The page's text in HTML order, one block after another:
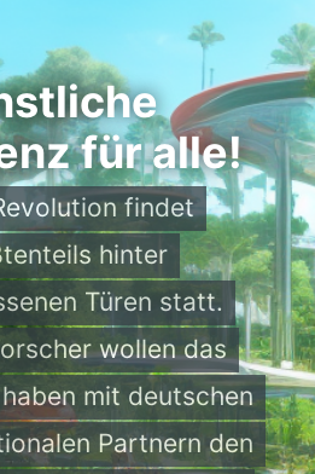
für alle!
findet
hinter
Türen statt.
wollen das
mit deutschen
Partnern den